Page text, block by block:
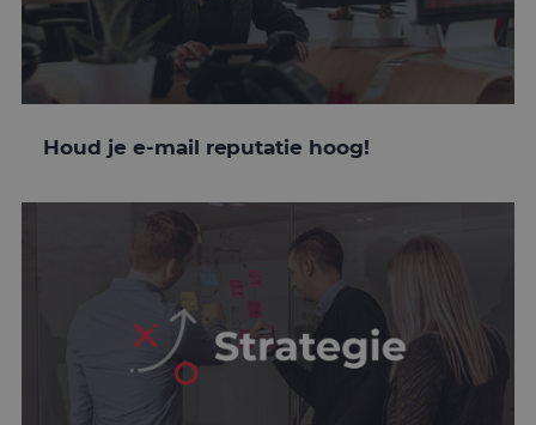
Houd je e-mail reputatie hoog!